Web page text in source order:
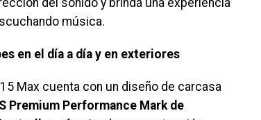
del sonido y brinda una experiencia
música.
en el día a día y en exteriores
Max cuenta con un diseño de carcasa
Premium Performance Mark de